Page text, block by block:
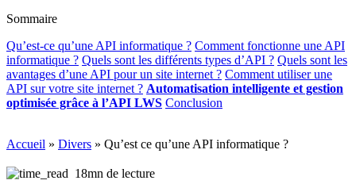
Sommaire
Qu’est-ce qu’une API informatique ? Comment fonctionne une API
informatique ? Quels sont les différents types d’API ? Quels sont les
avantages d’une API pour un site internet ? Comment utiliser une
API sur votre site internet ? Automatisation intelligente et gestion
optimisée grâce à l’API LWS Conclusion
Accueil » Divers » Qu’est ce qu’une API informatique ?
18mn de lecture